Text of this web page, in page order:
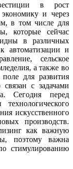
в рост
и через
в том числе для
которые сейчас
в различных
автоматизации и
сельское
а также во
для развития
с задачами
Сегодня перед
искусственного
производств.
как важную
поэтому важна
стимулированию